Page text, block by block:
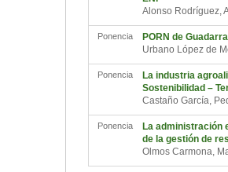
Alonso Rodríguez,
Ponencia
PORN de
Urbano López de
Ponencia
La industria
Sostenibilidad –
Castaño García,
Ponencia
La administración
de la gestión de
Olmos Carmona,